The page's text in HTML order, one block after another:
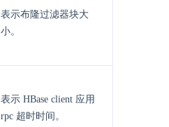
表示布隆过滤器块大
小。
表示 HBase client 应用
rpc 超时时间。